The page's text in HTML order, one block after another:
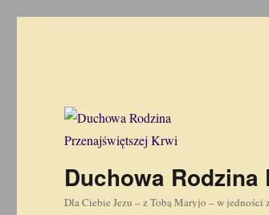
Duchowa
Dla Ciebie Jezu – z Tobą Maryjo – w jedności